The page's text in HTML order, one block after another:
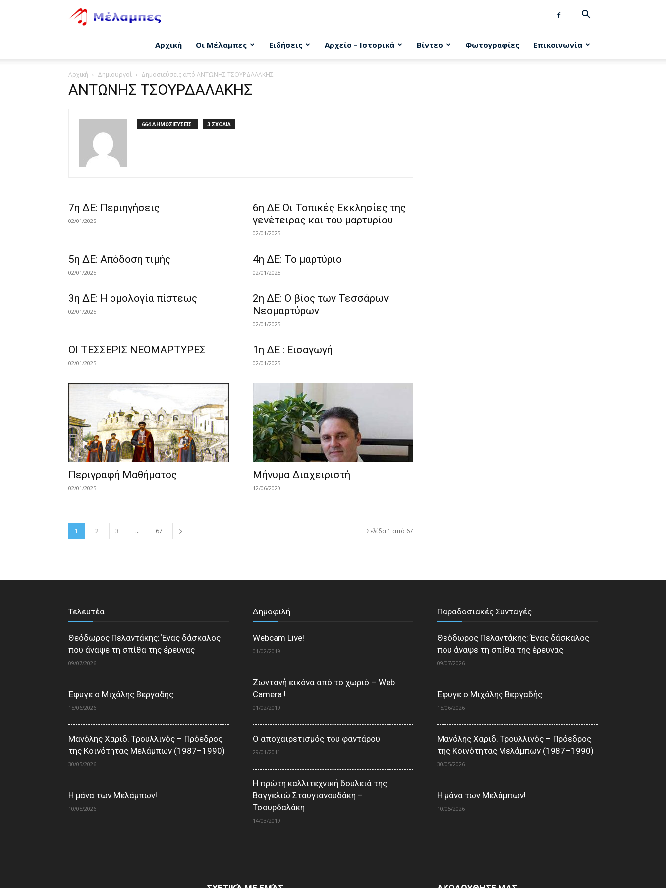
Αρχική Οι Μέλαμπες Ειδήσεις Αρχείο – Ιστορικά Βίντεο Φωτογραφίες Επικοινωνία
Αρχική Δημιουργοί Δημοσιεύσεις από ΑΝΤΩΝΗΣ ΤΣΟΥΡΔΑΛΑΚΗΣ
ΑΝΤΩΝΗΣ ΤΣΟΥΡΔΑΛΑΚΗΣ
664 ΔΗΜΟΣΙΕΥΣΕΙΣ 3 ΣΧΟΛΙΑ
7η ΔΕ: Περιηγήσεις
02/01/2025
6η ΔΕ Οι Τοπικές Εκκλησίες της
γενέτειρας και του μαρτυρίου
02/01/2025
5η ΔΕ: Απόδοση τιμής
02/01/2025
4η ΔΕ: Το μαρτύριο
02/01/2025
3η ΔΕ: Η ομολογία πίστεως
02/01/2025
2η ΔΕ: Ο βίος των Τεσσάρων
Νεομαρτύρων
02/01/2025
ΟΙ ΤΕΣΣΕΡΙΣ ΝΕΟΜΑΡΤΥΡΕΣ
02/01/2025
1η ΔΕ : Εισαγωγή
02/01/2025
Περιγραφή Μαθήματος
02/01/2025
Μήνυμα Διαχειριστή
12/06/2020
1 2 3 ... 67 Σελίδα 1 από 67
Τελευτέα
Θεόδωρος Πελαντάκης: Ένας δάσκαλος
που άναψε τη σπίθα της έρευνας
09/07/2026
Έφυγε ο Μιχάλης Βεργαδής
15/06/2026
Μανόλης Χαριδ. Τρουλλινός – Πρόεδρος
της Κοινότητας Μελάμπων (1987–1990)
30/05/2026
Η μάνα των Μελάμπων!
10/05/2026
Δημοφιλή
Webcam Live!
01/02/2019
Ζωντανή εικόνα από το χωριό – Web
Camera !
01/02/2019
Ο αποχαιρετισμός του φαντάρου
29/01/2011
Η πρώτη καλλιτεχνική δουλειά της
Βαγγελιώ Σταυγιανουδάκη –
Τσουρδαλάκη
14/03/2019
Παραδοσιακές Συνταγές
Θεόδωρος Πελαντάκης: Ένας δάσκαλος
που άναψε τη σπίθα της έρευνας
09/07/2026
Έφυγε ο Μιχάλης Βεργαδής
15/06/2026
Μανόλης Χαριδ. Τρουλλινός – Πρόεδρος
της Κοινότητας Μελάμπων (1987–1990)
30/05/2026
Η μάνα των Μελάμπων!
10/05/2026